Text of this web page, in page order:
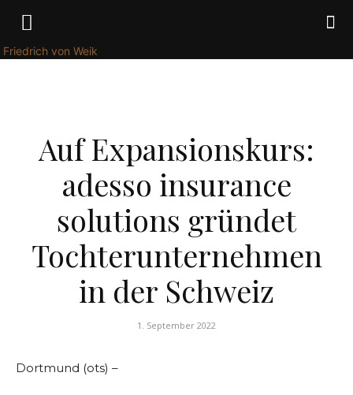
Friedrich von Weik
Auf Expansionskurs:
adesso insurance
solutions gründet
Tochterunternehmen
in der Schweiz
1. September 2022
Dortmund (ots) –